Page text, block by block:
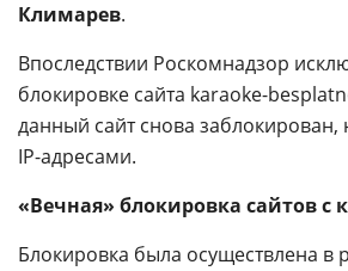
Климарев.
Впоследствии Роскомнадзор
блокировке сайта karaoke-
данный сайт снова заблокирован,
IP-адресами.
«Вечная» блокировка сайтов с
Блокировка была осуществлена в